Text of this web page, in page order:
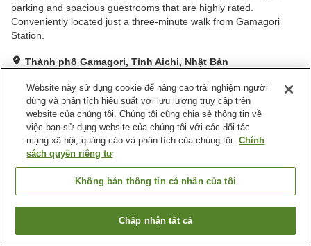
parking and spacious guestrooms that are highly rated.
Conveniently located just a three-minute walk from Gamagori
Station.
Thành phố Gamagori, Tỉnh Aichi, Nhật Bản
Rất tốt Đánh giá:60lượt
Tiện nghi chỗ nghỉ
Bãi đỗ xe
Trang chủ Nhật Bản Tỉnh Aichi
Thành phố Gamagori
Tìm phòng trống
Website này sử dụng cookie để nâng cao trải nghiệm người
dùng và phân tích hiệu suất với lưu lượng truy cập trên
website của chúng tôi. Chúng tôi cũng chia sẻ thông tin về
việc bạn sử dụng website của chúng tôi với các đối tác
mạng xã hội, quảng cáo và phân tích của chúng tôi. Chính
sách quyền riêng tư
Không bán thông tin cá nhân của tôi
Chấp nhận tất cả